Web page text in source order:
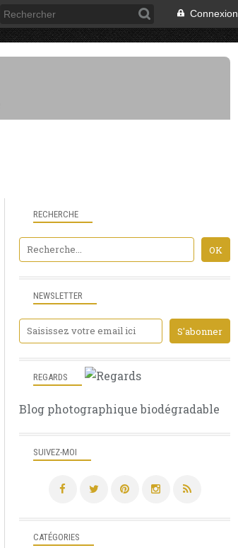
Connexion
NEWSLETTER
SUIVEZ-MOI
RECHERCHE
REGARDS
Blog photographique biodégradable
CATÉGORIES